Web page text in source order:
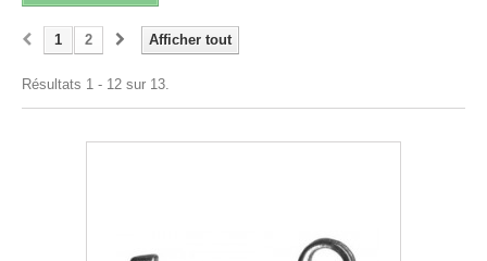
Afficher tout
1 2
Résultats 1 - 12 sur 13.